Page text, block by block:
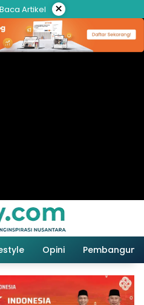
Artikel ×
Opini